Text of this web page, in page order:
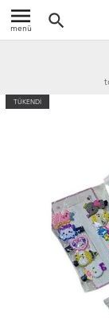
menu
menü search
TÜKENDİ